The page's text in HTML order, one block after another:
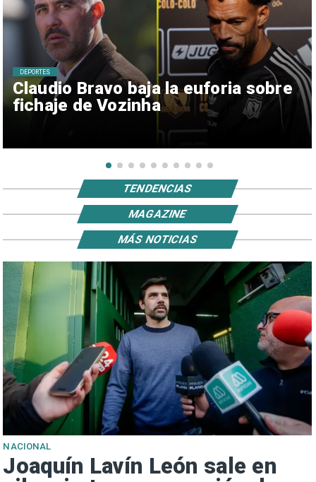
Claudio Bravo baja la euforia sobre
fichaje de Vozinha
DEPORTES
TENDENCIAS
MAGAZINE
NACIONAL
Joaquín Lavín León sale en
MÁS NOTICIAS